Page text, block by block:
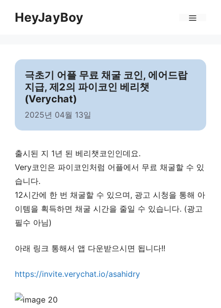
HeyJayBoy
극초기 어플 무료 채굴 코인, 에어드랍
지급, 제2의 파이코인 베리챗
(Verychat)
2025년 04월 13일
출시된 지 1년 된 베리챗코인인데요.
Very코인은 파이코인처럼 어플에서 무료 채굴할 수 있
습니다.
12시간에 한 번 채굴할 수 있으며, 광고 시청을 통해 아
이템을 획득하면 채굴 시간을 줄일 수 있습니다. (광고
필수 아님)
아래 링크 통해서 앱 다운받으시면 됩니다!!
https://invite.verychat.io/asahidry